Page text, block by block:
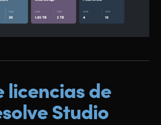
licenciasde
Studio